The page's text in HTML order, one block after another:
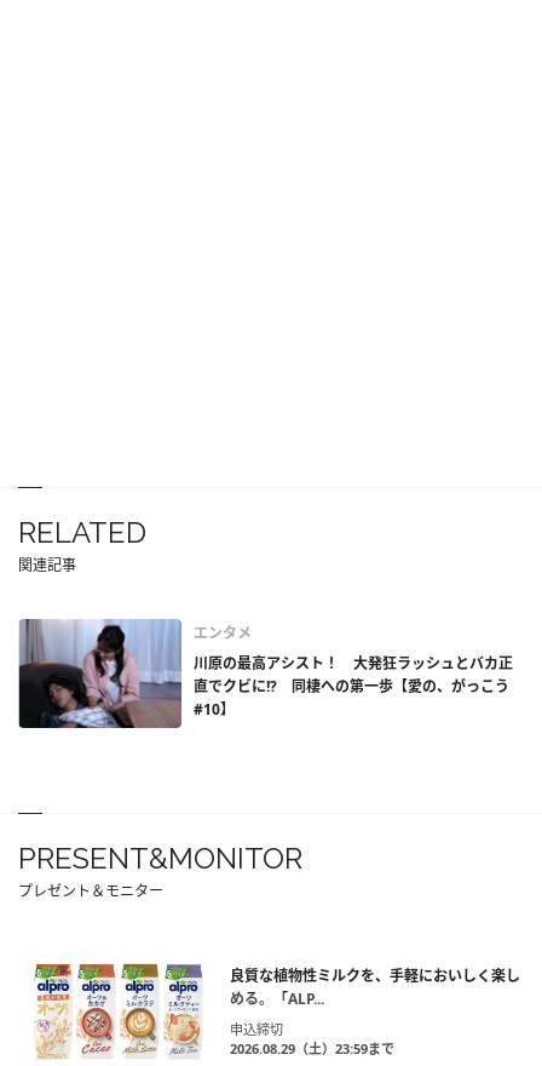
RELATED
関連記事
エンタメ
川原の最高アシスト！ 大発狂ラッシュとバカ正
直でクビに!? 同棲への第一歩【愛の、がっこう
#10】
PRESENT&MONITOR
プレゼント＆モニター
良質な植物性ミルクを、手軽においしく楽し
める。「ALP...
申込締切
2026.08.29（土）23:59まで